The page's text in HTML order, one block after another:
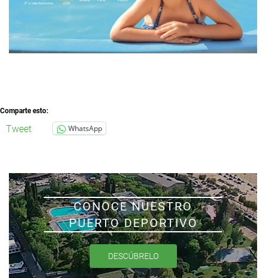
Comparte esto:
Tweet WhatsApp
CONOCE NUESTRO
PUERTO DEPORTIVO
DESCÚBRELO